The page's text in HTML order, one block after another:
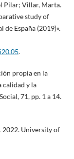
Pilar; Villar, Marta.
study of
España (2019)».
.
propia en la
calidad y la
71, pp. 1 a 14.
2022. University of